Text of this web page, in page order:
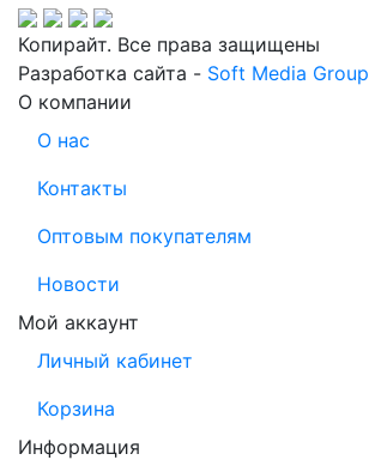
Копирайт. Все права защищены
Разработка сайта - Soft Media Group
О компании
О нас
Контакты
Оптовым покупателям
Новости
Мой аккаунт
Личный кабинет
Корзина
Информация